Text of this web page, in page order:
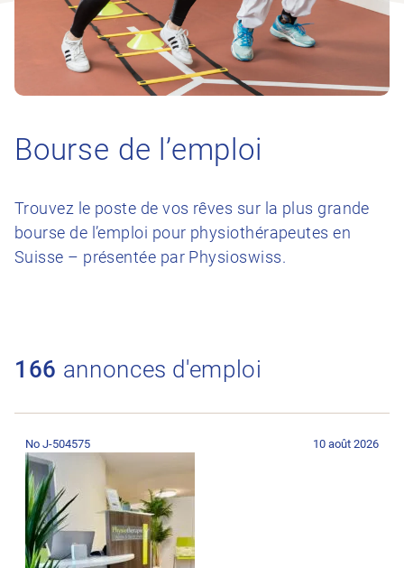
Bourse de l’emploi
Trouvez le poste de vos rêves sur la plus grande
bourse de l’emploi pour physiothérapeutes en
Suisse – présentée par Physioswiss.
166 annonces d'emploi
No J-504575 10 août 2026